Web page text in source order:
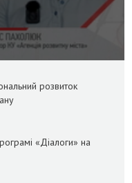
розвиток
«Діалоги» на